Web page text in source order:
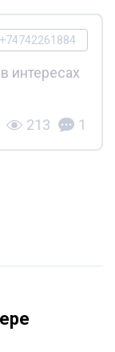
+74742261884
интересах
213 1